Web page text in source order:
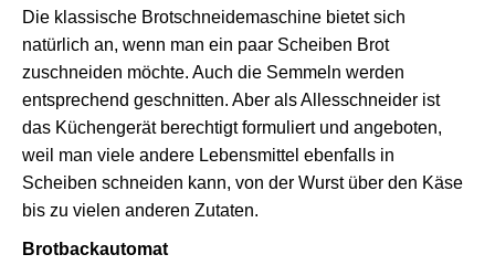
Die klassische Brotschneidemaschine bietet sich
natürlich an, wenn man ein paar Scheiben Brot
zuschneiden möchte. Auch die Semmeln werden
entsprechend geschnitten. Aber als Allesschneider ist
das Küchengerät berechtigt formuliert und angeboten,
weil man viele andere Lebensmittel ebenfalls in
Scheiben schneiden kann, von der Wurst über den Käse
bis zu vielen anderen Zutaten.
Brotbackautomat